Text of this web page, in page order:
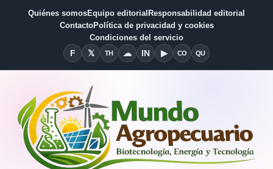
Quiénes somosEquipo editorial Responsabilidad editorial
ContactoPolítica de privacidad y cookies
Condiciones del servicio
FFacebook
𝕏
X THThreads
☁Bluesky
INLinkedin
▶YouTube
COCondiciones del Servicio
QUQuiénes somos